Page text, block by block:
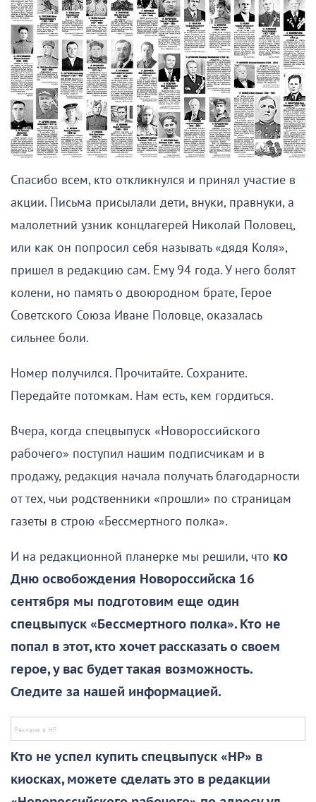
Спасибо всем, кто откликнулся и принял участие в
акции. Письма присылали дети, внуки, правнуки, а
малолетний узник концлагерей Николай Половец,
или как он попросил себя называть «дядя Коля»,
пришел в редакцию сам. Ему 94 года. У него болят
колени, но память о двоюродном брате, Герое
Советского Союза Иване Половце, оказалась
сильнее боли.
Номер получился. Прочитайте. Сохраните.
Передайте потомкам. Нам есть, кем гордиться.
Вчера, когда спецвыпуск «Новороссийского
рабочего» поступил нашим подписчикам и в
продажу, редакция начала получать благодарности
от тех, чьи родственники «прошли» по страницам
газеты в строю «Бессмертного полка».
И на редакционной планерке мы решили, что ко
Дню освобождения Новороссийска 16
сентября мы подготовим еще один
спецвыпуск «Бессмертного полка». Кто не
попал в этот, кто хочет рассказать о своем
герое, у вас будет такая возможность.
Следите за нашей информацией.
Кто не успел купить спецвыпуск «НР» в
киосках, можете сделать это в редакции